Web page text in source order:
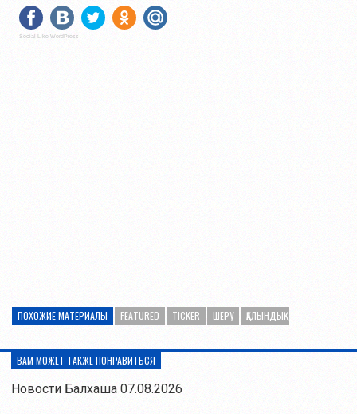
Social Like WordPress
ПОХОЖИЕ МАТЕРИАЛЫ FEATURED TICKER ШЕРУ ҚАЛЫНДЫҚ
ВАМ МОЖЕТ ТАКЖЕ ПОНРАВИТЬСЯ
Новости Балхаша 07.08.2026